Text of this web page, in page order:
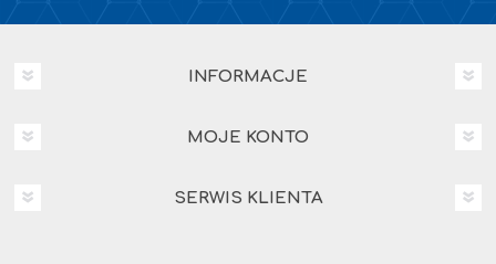
INFORMACJE
MOJE KONTO
SERWIS KLIENTA